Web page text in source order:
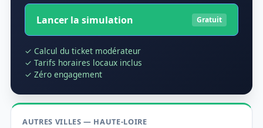
Lancer la simulation Gratuit
✓ Calcul du ticket modérateur
✓ Tarifs horaires locaux inclus
✓ Zéro engagement
AUTRES VILLES — HAUTE-LOIRE